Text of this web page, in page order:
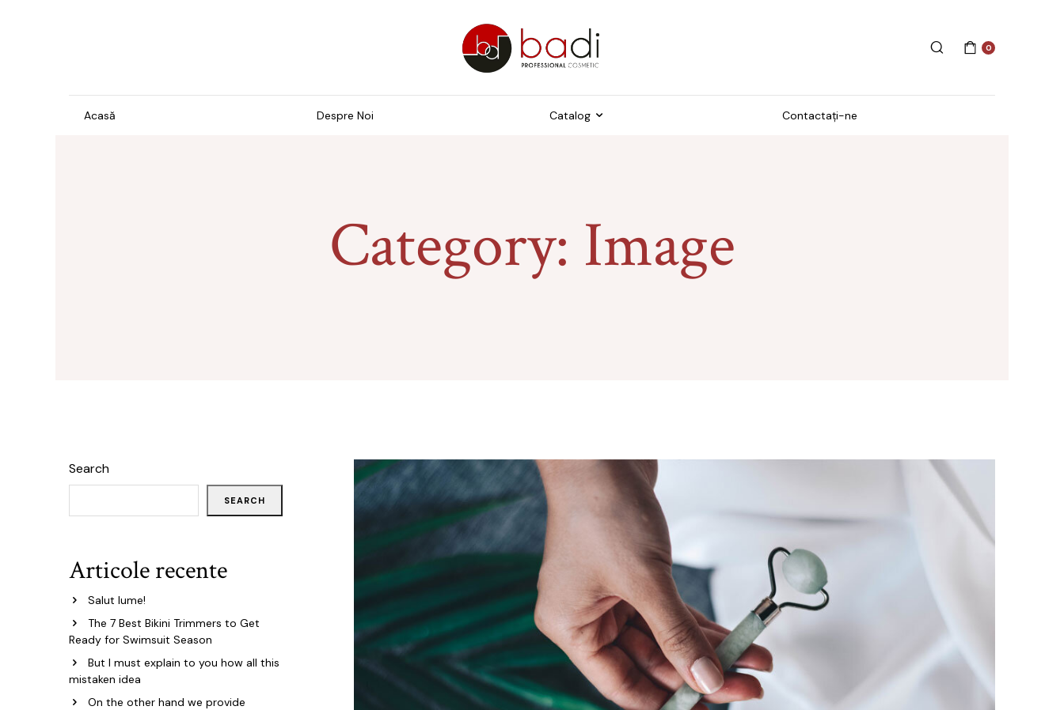
0
Acasă Despre Noi Catalog
Top
Geluri de camuflaj
Liquid Gel
Poligeluri
Spider Gel
Soluții
Forme și Tipsuri
Produse suplimentare
Transpirație crescută
Picioare umflate , varicoză
Instrumente
Lămpi
Contactați-ne
Category: Image
Search
SEARCH
Articole recente
Salut lume!
The 7 Best Bikini Trimmers to Get
Ready for Swimsuit Season
But I must explain to you how all this
mistaken idea
On the other hand we provide